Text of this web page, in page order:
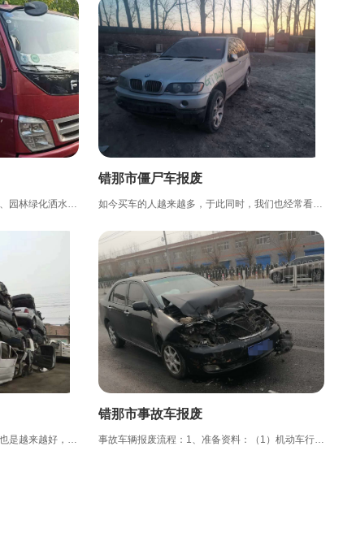
洒水车也叫喷洒车、多功能洒水车、园林绿化洒水车、水罐车、运水车。 洒水车适合于各种路面冲洗，树木、绿化...
错那市僵尸车报废
如今买车的人越来越多，于此同时，我们也经常看到路边，停车场以及草丛堆里停着不少僵尸车。要不是车主去了...
随着现在政策的改革，人们的生活也是越来越好，很多人都购买了自己的小轿车。据统计我国私家车已突破2亿辆，...
错那市事故车报废
事故车辆报废流程：1、准备资料：（1）机动车行驶证（2）机动车登记证；（3）车辆牌照；（4）单位车辆加盖公...